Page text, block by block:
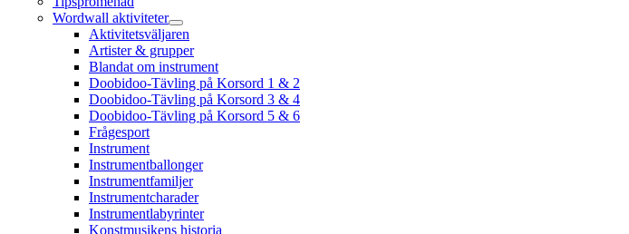
Wordwall aktiviteter
Aktivitetsväljaren
Artister & grupper
Blandat om instrument
Doobidoo-Tävling på Korsord 1 & 2
Doobidoo-Tävling på Korsord 3 & 4
Doobidoo-Tävling på Korsord 5 & 6
Frågesport
Instrument
Instrumentballonger
Instrumentfamiljer
Instrumentcharader
Instrumentlabyrinter
Konstmusikens historia